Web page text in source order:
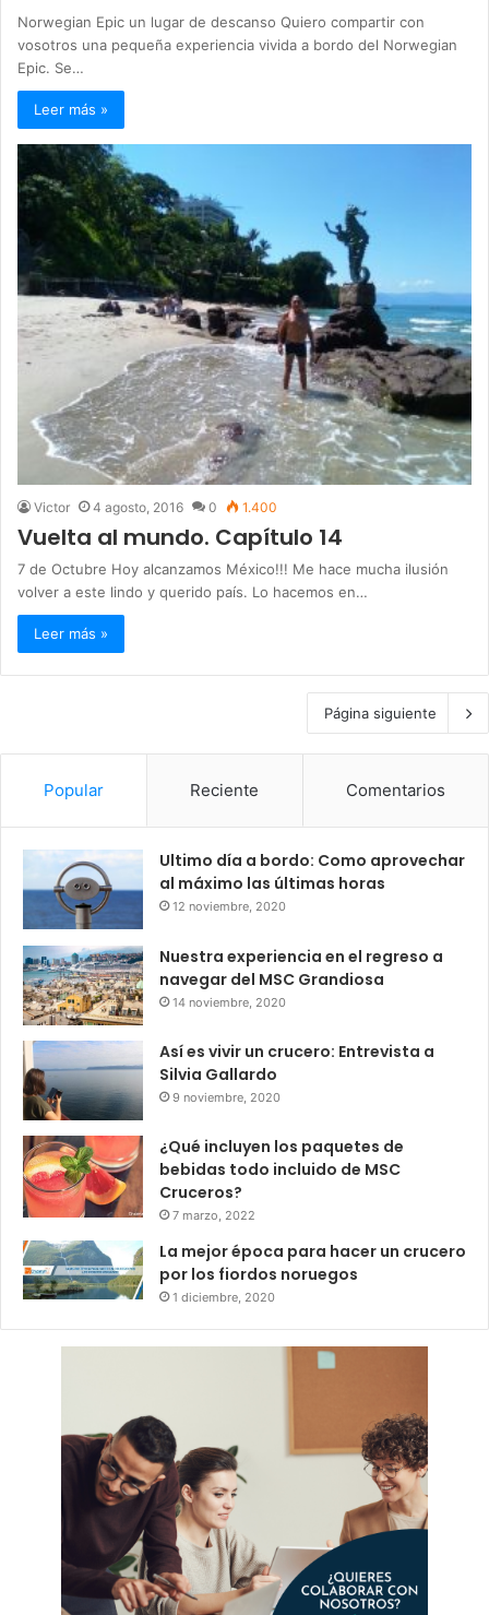
Norwegian Epic un lugar de descanso Quiero compartir con
vosotros una pequeña experiencia vivida a bordo del Norwegian
Epic. Se…
Leer más »
Victor 4 agosto, 2016 0 1.400
Vuelta al mundo. Capítulo 14
7 de Octubre Hoy alcanzamos México!!! Me hace mucha ilusión
volver a este lindo y querido país. Lo hacemos en…
Leer más »
Página siguiente
Popular Reciente Comentarios
Ultimo día a bordo: Como aprovechar
al máximo las últimas horas
12 noviembre, 2020
Nuestra experiencia en el regreso a
navegar del MSC Grandiosa
14 noviembre, 2020
Así es vivir un crucero: Entrevista a
Silvia Gallardo
9 noviembre, 2020
¿Qué incluyen los paquetes de
bebidas todo incluido de MSC
Cruceros?
7 marzo, 2022
La mejor época para hacer un crucero
por los fiordos noruegos
1 diciembre, 2020